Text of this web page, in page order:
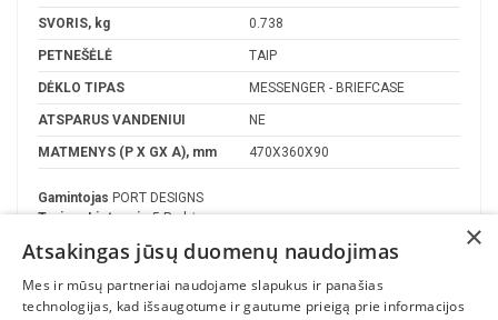
SVORIS, kg 0.738
PETNEŠĖLĖ TAIP
DĖKLO TIPAS MESSENGER - BRIEFCASE
ATSPARUS VANDENIUI NE
MATMENYS (P X GX A), mm 470X360X90
Gamintojas PORT DESIGNS
Turime Lietuvoje 5 Prekės
×
Atsakingas jūsų duomenų naudojimas
Mes ir mūsų partneriai naudojame slapukus ir panašias
technologijas, kad išsaugotume ir gautume prieigą prie informacijos